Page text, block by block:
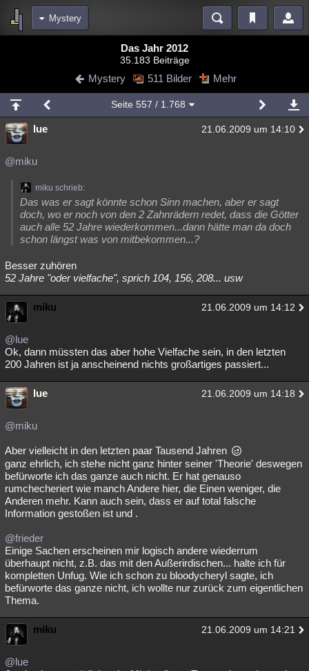
Mystery
Diskussionen Blogs Videos
Chat Wiki Neuigkeiten
meine Rubriken
Menschen Mystery Kriminalfälle
Spiritualität
Natur Umfragen
weitere Rubriken
Philosophie Träume Orte Esoterik Literatur
Musik Clash Verbesserungen Allmystery
Übersichten
Besucht
Lesenswert Schlüsselwörter
Das Jahr 2012
35.183 Beiträge
Mystery 511 Bilder Mehr
Seite 557 / 1.768
lue 21.06.2009 um 14:10
@miku
miku schrieb:
Das was er sagt könnte schon Sinn machen, aber er sagt
doch, wo er noch von den 2 Zahnrädern redet, dass die Götter
auch alle 52 Jahre wiederkommen...dann hätte man da doch
schon längst was von mitbekommen...?
Besser zuhören
52 Jahre "oder vielfache", sprich 104, 156, 208... usw
miku 21.06.2009 um 14:12
@lue
Ok, dann müssten das aber hohe Vielfache sein, in den letzten
200 Jahren ist ja anscheinend nichts großartiges passiert...
lue 21.06.2009 um 14:18
@miku
Aber vielleicht in den letzten paar Tausend Jahren
ganz ehrlich, ich stehe nicht ganz hinter seiner 'Theorie' deswegen
befürworte ich das ganze auch nicht. Er hat genauso
rumchecheriert wie manch Andere hier, die Einen weniger, die
Anderen mehr. Kann auch sein, dass er auf total falsche
Information gestoßen ist und .
@frieder
Einige Sachen erscheinen mir logisch andere wiederrum
überhaupt nicht, z.B. das mit den Außerirdischen... halte ich für
kompletten Unfug. Wie ich schon zu bloodycheryl sagte, ich
befürworte das ganze nicht, ich wollte nur zurück zum eigentlichen
Thema.
miku 21.06.2009 um 14:21
@lue